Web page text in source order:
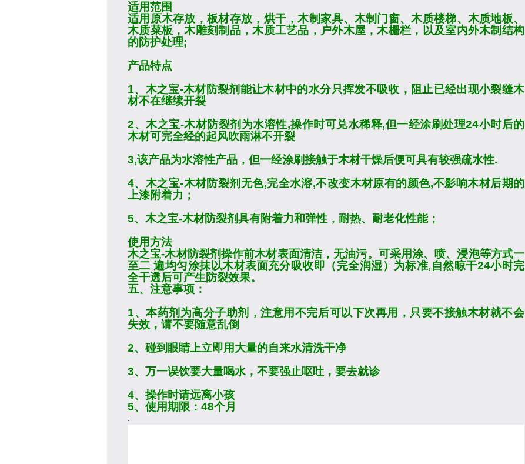
适用范围
适用原木存放，板材存放，烘干，木制家具、木制门窗、木质楼梯、木质地板、
木质菜板，木雕刻制品，木质工艺品，户外木屋，木栅栏，以及室内外木制结构
的防护处理;
产品特点
1、木之宝-木材防裂剂 能让木材中的水分只挥发不吸收，阻止已经出现小裂缝木
材不在继续开裂
2、木之宝-木材防裂剂 为水溶性,操作时可兑水稀释,但一经涂刷处理24小时后的
木材可完全经的起风吹雨淋不开裂
3,该产品为水溶性产品，但一经涂刷接触于木材干燥后便可具有较强疏水性.
4、木之宝-木材防裂剂 无色,完全水溶,不改变木材原有的颜色,不影响木材后期的
上漆附着力；
5、木之宝-木材防裂剂具有附着力和弹性，耐热、耐老化性能；
使用方法
木之宝-木材防裂剂操作前木材表面清洁，无油污。可采用涂、喷、浸泡等方式一
至二 遍均匀涂抹以木材表面充分吸收即（完全润湿）为标准,自然晾干24小时完
全干透后可产生防裂效果。
五、注意事项：
1、本药剂为高分子助剂，注意用不完后可以下次再用，只要不接触木材就不会
失效，请不要随意乱倒
2、碰到眼睛上立即用大量的自来水清洗干净
3、万一误饮要大量喝水，不要强止呕吐，要去就诊
4、操作时请远离小孩
5、使用期限： 48个月
.